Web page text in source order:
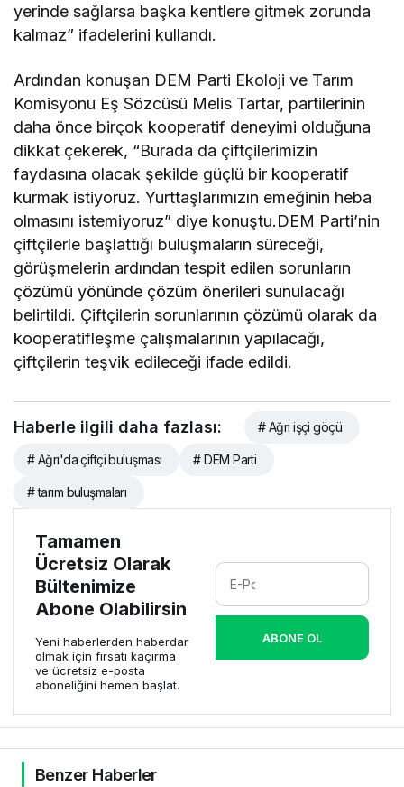
yerinde sağlarsa başka kentlere gitmek zorunda
kalmaz” ifadelerini kullandı.
Ardından konuşan DEM Parti Ekoloji ve Tarım
Komisyonu Eş Sözcüsü Melis Tartar, partilerinin
daha önce birçok kooperatif deneyimi olduğuna
dikkat çekerek, “Burada da çiftçilerimizin
faydasına olacak şekilde güçlü bir kooperatif
kurmak istiyoruz. Yurttaşlarımızın emeğinin heba
olmasını istemiyoruz” diye konuştu.DEM Parti’nin
çiftçilerle başlattığı buluşmaların süreceği,
görüşmelerin ardından tespit edilen sorunların
çözümü yönünde çözüm önerileri sunulacağı
belirtildi. Çiftçilerin sorunlarının çözümü olarak da
kooperatifleşme çalışmalarının yapılacağı,
çiftçilerin teşvik edileceği ifade edildi.
Haberle ilgili daha fazlası: # Ağrı işçi göçü
# Ağrı'da çiftçi buluşması # DEM Parti
# tarım buluşmaları
Tamamen
Ücretsiz Olarak
Bültenimize
Abone Olabilirsin
Yeni haberlerden haberdar
olmak için fırsatı kaçırma
ve ücretsiz e-posta
aboneliğini hemen başlat.
ABONE OL
Benzer Haberler